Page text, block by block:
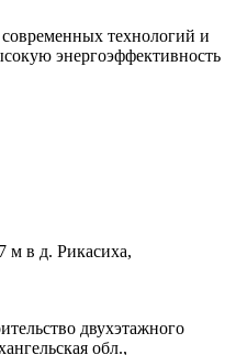
технологий и
энергоэффективность
м в д. Рикасиха,
двухэтажного
обл.,